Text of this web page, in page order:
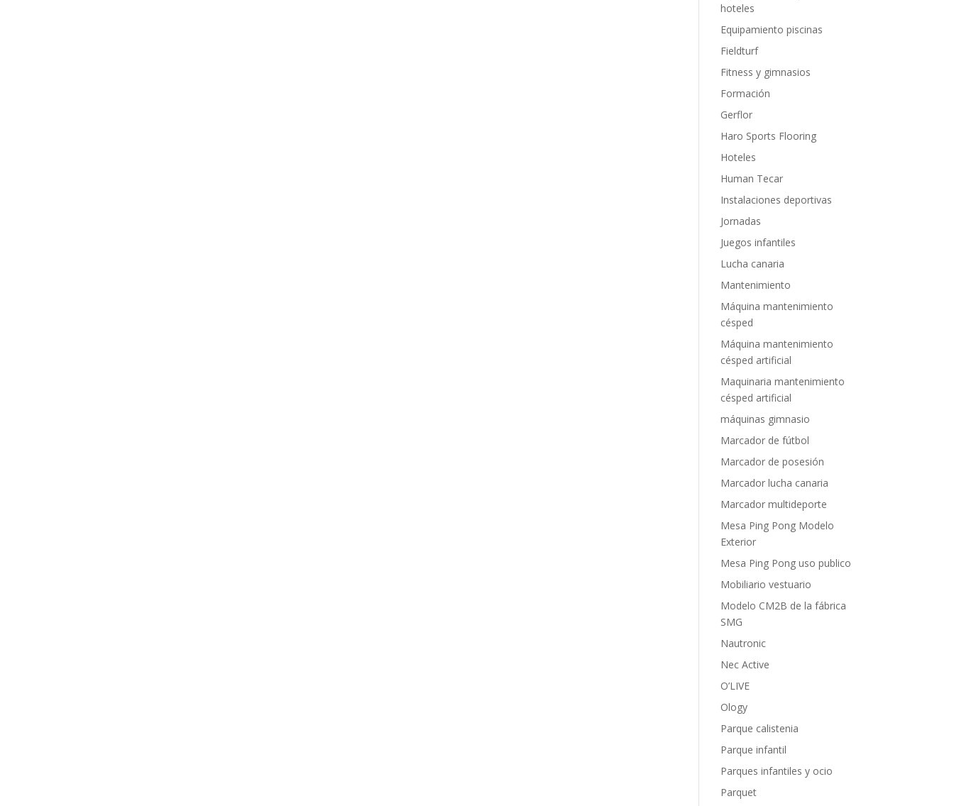
hoteles
Equipamiento piscinas
Fieldturf
Fitness y gimnasios
Formación
Gerflor
Haro Sports Flooring
Hoteles
Human Tecar
Instalaciones deportivas
Jornadas
Juegos infantiles
Lucha canaria
Mantenimiento
Máquina mantenimiento
césped
Máquina mantenimiento
césped artificial
Maquinaria mantenimiento
césped artificial
máquinas gimnasio
Marcador de fútbol
Marcador de posesión
Marcador lucha canaria
Marcador multideporte
Mesa Ping Pong Modelo
Exterior
Mesa Ping Pong uso publico
Mobiliario vestuario
Modelo CM2B de la fábrica
SMG
Nautronic
Nec Active
O’LIVE
Ology
Parque calistenia
Parque infantil
Parques infantiles y ocio
Parquet